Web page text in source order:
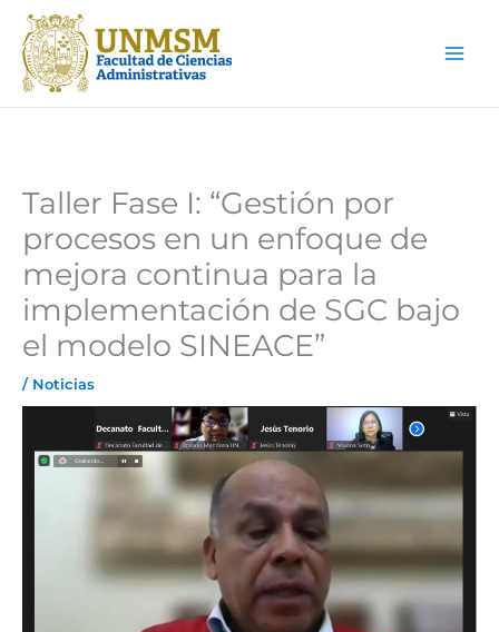
contenido
Taller Fase I: “Gestión por
procesos en un enfoque de
mejora continua para la
implementación de SGC bajo
el modelo SINEACE”
/ Noticias